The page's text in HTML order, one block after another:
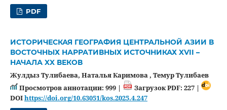
PDF
ИСТОРИЧЕСКАЯ ГЕОГРАФИЯ ЦЕНТРАЛЬНОЙ АЗИИ В
ВОСТОЧНЫХ НАРРАТИВНЫХ ИСТОЧНИКАХ XVII –
НАЧАЛА XX ВЕКОВ
Жулдыз Тулибаева, Наталья Каримова , Темур Тулибаев
Просмотров аннотации: 999 |
Загрузок PDF: 227 |
DOIhttps://doi.org/10.63051/kos.2025.4.247